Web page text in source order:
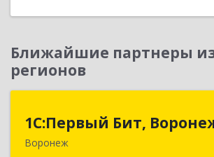
Ближайшие партнеры
регионов
1С:Первый Бит,
Воронеж
1С:Первый
394006, Воронежская обл,